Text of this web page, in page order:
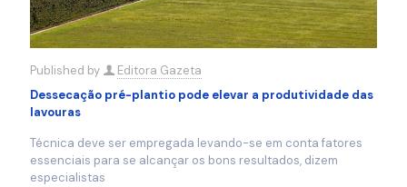
Published by
Editora Gazeta
Dessecação pré-plantio pode elevar a produtividade das
lavouras
Técnica deve ser empregada levando-se em conta fatores
essenciais para se alcançar os bons resultados, dizem
especialistas